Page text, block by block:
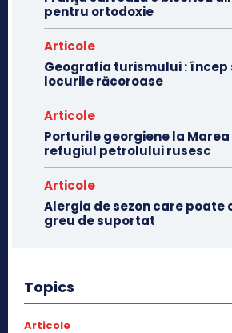
pentru ortodoxie
Articole
Geografia turismului : încep
locurile răcoroase
Articole
Porturile georgiene la
refugiul petrolului rusesc
Articole
Alergia de sezon care poate
greu de suportat
Topics
Articole